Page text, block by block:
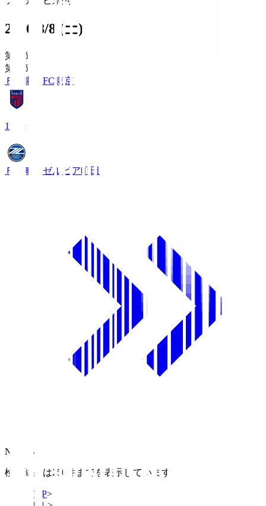
2026/8/8 (土)
第1節
第1節
ＦＣ東京 FC東京
19:00
ＦＣ町田ゼルビア町田
NHK BS
検索結果は250件までを表示しています
TOP>